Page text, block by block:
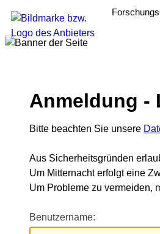
Anmeldung -
Bitte beachten Sie unsere
Aus Sicherheitsgründen
Um Mitternacht erfolgt eine
Um Probleme zu vermeiden,
Benutzername: